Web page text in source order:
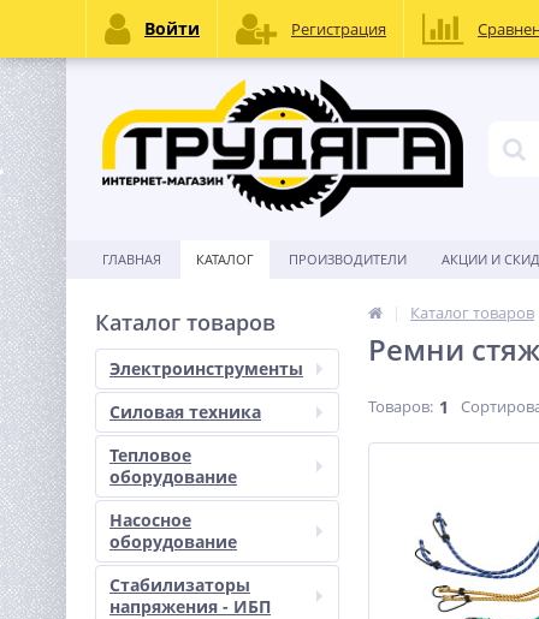
ГЛАВНАЯ КАТАЛОГ ПРОИЗВОДИТЕЛИ АКЦИИ И
Каталог товаров
Электроинструменты
Силовая техника
Тепловое
оборудование
Насосное
оборудование
Стабилизаторы
напряжения - ИБП
Каталог товаров
Ремни
Товаров: 1
Войти Регистрация